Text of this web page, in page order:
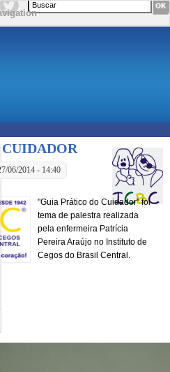
Formulário de busca
06/2014 - 14:40
"Guia Prático do Cuidador" foi
tema de palestra realizada
pela enfermeira Patrícia
Pereira Araújo no Instituto de
Cegos do Brasil Central.